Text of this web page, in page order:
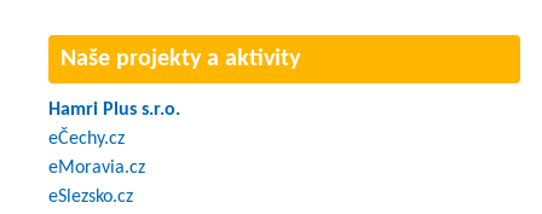
Naše projekty a aktivity
Hamri Plus s.r.o.
eČechy.cz
eMoravia.cz
eSlezsko.cz